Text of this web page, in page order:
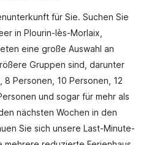
für Sie. Suchen Sie
in Plourin-lès-Morlaix,
eine große Auswahl an
Gruppen sind, darunter
Personen, 10 Personen, 12
und sogar für mehr als
nächsten Wochen in den
Sie sich unsere Last-Minute-